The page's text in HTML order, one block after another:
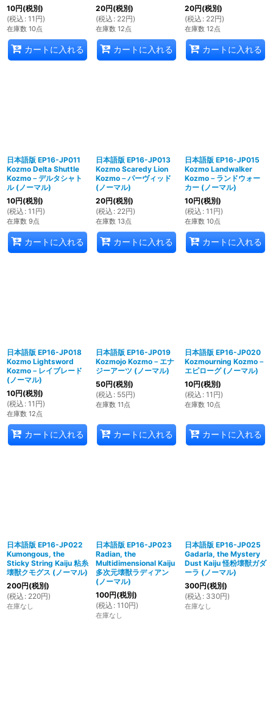
10円(税別)
(税込 : 11 円)
在庫数 10点
カートに入れる
20円(税別)
(税込 : 22円)
在庫数 12点
カートに入れる
20円(税別)
(税込 : 22円)
在庫数 12点
カートに入れる
日本語版 EP16-JP011
Kozmo Delta Shuttle
Kozmo－デルタシャト
ル (ノーマル)
10円(税別)
(税込 : 11 円)
在庫数 9点
カートに入れる
日本語版 EP16-JP013
Kozmo Scaredy Lion
Kozmo－パーヴィッド
(ノーマル)
20円(税別)
(税込 : 22円)
在庫数 13点
カートに入れる
日本語版 EP16-JP015
Kozmo Landwalker
Kozmo－ランドウォー
カー (ノーマル)
10円(税別)
(税込 : 11 円)
在庫数 10点
カートに入れる
日本語版 EP16-JP018
Kozmo Lightsword
Kozmo－レイブレード
(ノーマル)
10円(税別)
(税込 : 11 円)
在庫数 12点
カートに入れる
日本語版 EP16-JP019
Kozmojo Kozmo－エナ
ジーアーツ (ノーマル)
50円(税別)
(税込 : 55円)
在庫数 11点
カートに入れる
日本語版 EP16-JP020
Kozmourning Kozmo－
エピローグ (ノーマル)
10円(税別)
(税込 : 11 円)
在庫数 10点
カートに入れる
日本語版 EP16-JP022
Kumongous, the
Sticky String Kaiju 粘糸
壊獣クモグス (ノーマル)
200円(税別)
(税込 : 220円)
在庫なし
日本語版 EP16-JP023
Radian, the
Multidimensional Kaiju
多次元壊獣ラディアン
(ノーマル)
100円(税別)
(税込 : 110円)
在庫なし
日本語版 EP16-JP025
Gadarla, the Mystery
Dust Kaiju 怪粉壊獣ガダ
ーラ (ノーマル)
300円(税別)
(税込 : 330円)
在庫なし